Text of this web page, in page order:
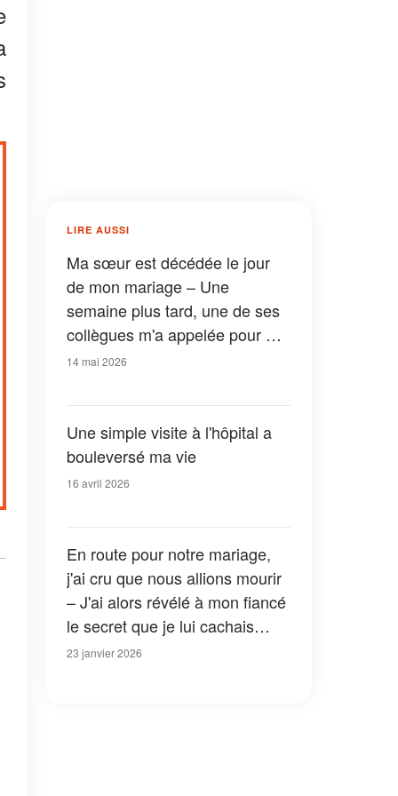
LIRE AUSSI
Ma sœur est décédée le jour
de mon mariage – Une
semaine plus tard, une de ses
collègues m'a appelée pour me
dire : « Elle t'a laissé un
14 mai 2026
Une simple visite à l'hôpital a
bouleversé ma vie
16 avril 2026
En route pour notre mariage,
j'ai cru que nous allions mourir
– J'ai alors révélé à mon fiancé
le secret que je lui cachais
depuis toujours
23 janvier 2026